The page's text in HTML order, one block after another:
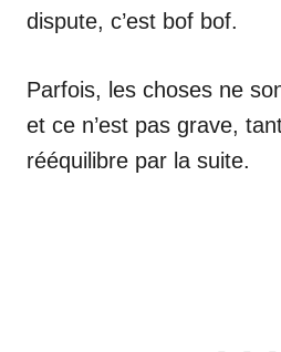
dispute, c’est bof bof.
Parfois, les choses ne
et ce n’est pas grave,
rééquilibre par la suite.